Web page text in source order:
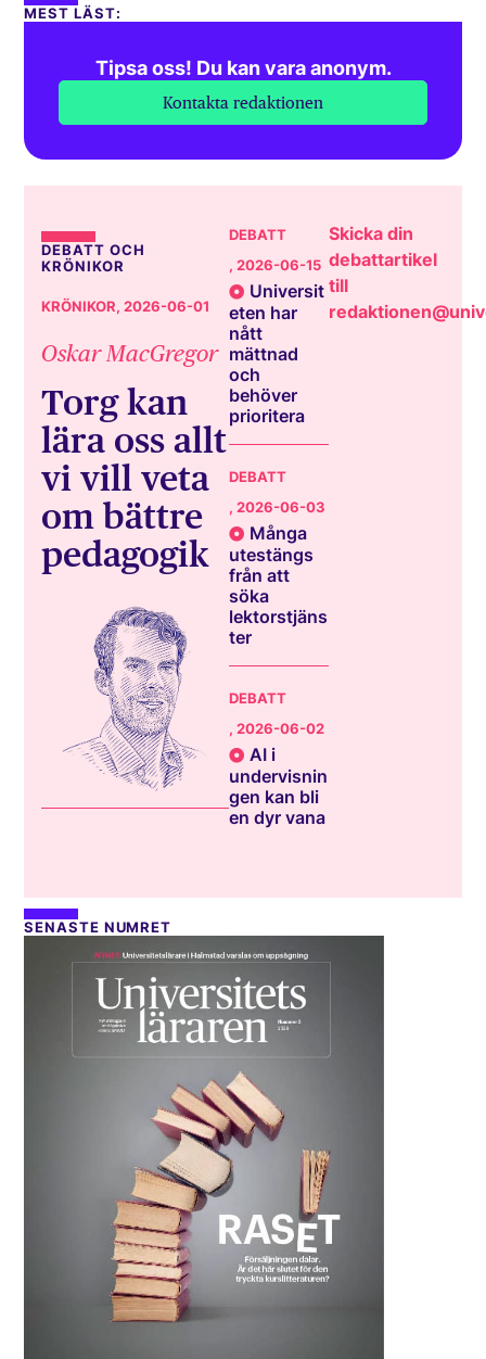
MEST LÄST:
Tipsa oss! Du kan vara anonym.
Kontakta redaktionen
DEBATT OCH
KRÖNIKOR
KRÖNIKOR, 2026-06-01
Oskar MacGregor
Torg kan
lära oss allt
vi vill veta
om bättre
pedagogik
DEBATT
, 2026-06-15
Universit
eten har
nått
mättnad
och
behöver
prioritera
DEBATT
, 2026-06-03
Många
utestängs
från att
söka
lektorstjäns
ter
DEBATT
, 2026-06-02
AI i
undervisnin
gen kan bli
en dyr vana
Skicka din
debattartikel
till
SENASTE NUMRET